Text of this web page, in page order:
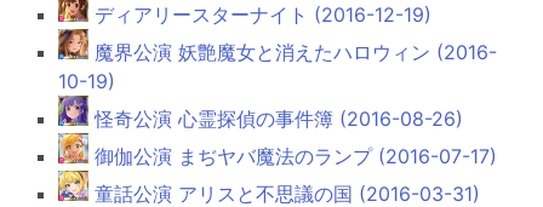
ディアリースターナイト (2016-12-19)
魔界公演 妖艶魔女と消えたハロウィン (2016-
10-19)
怪奇公演 心霊探偵の事件簿 (2016-08-26)
御伽公演 まぢヤバ魔法のランプ (2016-07-17)
童話公演 アリスと不思議の国 (2016-03-31)